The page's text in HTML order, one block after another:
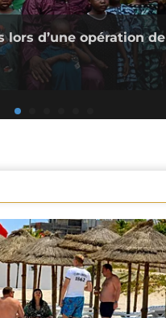
lors d’une opération de